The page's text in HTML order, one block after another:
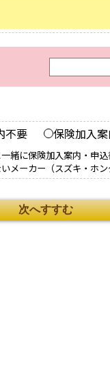
不要 保険加入
緒に保険加入案内・申込
メーカー（スズキ・ホン